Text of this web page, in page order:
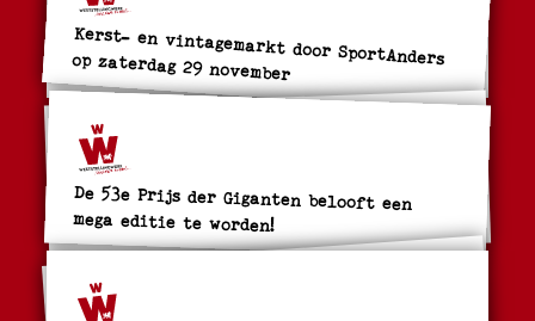
Kerst- en vintagemarkt door SportAnders op zaterdag 29 november
De 53e Prijs der Giganten belooft een
mega editie te worden!